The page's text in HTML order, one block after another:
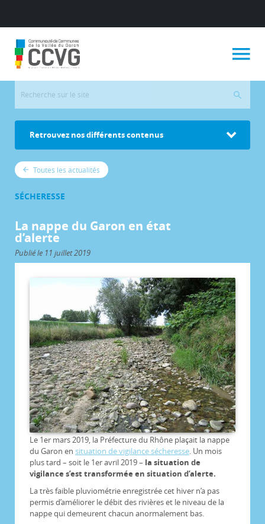
Retrouvez nos différents contenus
Toutes les actualités
SÉCHERESSE
La nappe du Garon en état
d’alerte
Publié le 11 juillet 2019
Le 1er mars 2019, la Préfecture du Rhône plaçait la nappe
du Garon en situation de vigilance sécheresse. Un mois
plus tard – soit le 1er avril 2019 – la situation de
vigilance s’est transformée en situation d’alerte.
La très faible pluviométrie enregistrée cet hiver n’a pas
permis d’améliorer le débit des rivières et le niveau de la
nappe qui demeurent chacun anormalement bas.